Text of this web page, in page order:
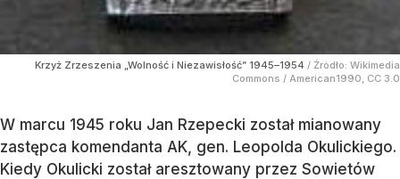
Krzyż Zrzeszenia „Wolność i Niezawisłość” 1945–1954 / Źródło: Wikimedia
Commons / American1990, CC 3.0
W marcu 1945 roku Jan Rzepecki został mianowany
zastępca komendanta AK, gen. Leopolda Okulickiego.
Kiedy Okulicki został aresztowany przez Sowietów